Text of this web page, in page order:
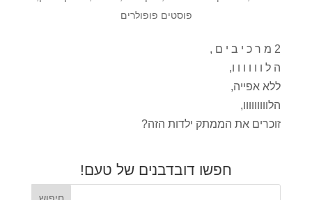
פוסטים פופולרים
2 מ ר כ י ב י ם ,
ה ל ו ו ו ו ו ו,
ללא אפייה,
הלווווווווו,
זוכרים את הממתק ילדות הזה?
חפשו דובדבנים של טעם!